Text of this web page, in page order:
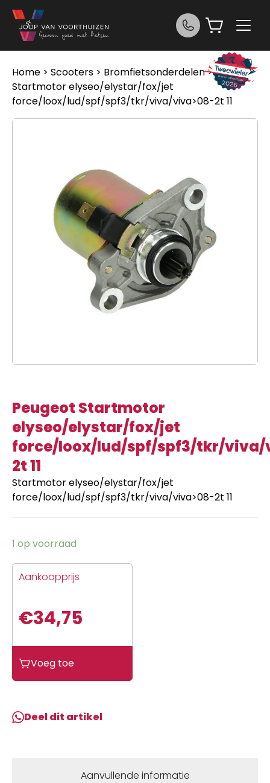
Ga naar de inhoud
Home > Scooters > Bromfietsonderdelen> Peugeot
Startmotor elyseo/elystar/fox/jet
force/loox/lud/spf/spf3/tkr/viva/viva>08-2t 11
Peugeot Startmotor
elyseo/elystar/fox/jet
force/loox/lud/spf/spf3/tkr/viva/
2t 11
Startmotor elyseo/elystar/fox/jet
force/loox/lud/spf/spf3/tkr/viva/viva>08-2t 11
1 op voorraad
Aankoopprijs
€34,75
Startmotor
elyseo/elystar/fox/jet
2t
11
Voeg toe
Deel dit artikel
Aanvullende informatie